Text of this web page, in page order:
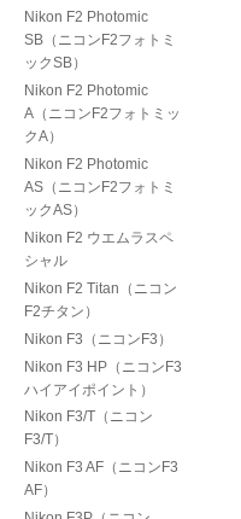
Nikon F2 Photomic
SB（ニコンF2フォトミ
ックSB）
Nikon F2 Photomic
A（ニコンF2フォトミッ
クA）
Nikon F2 Photomic
AS（ニコンF2フォトミ
ックAS）
Nikon F2 ウエムラスペ
シャル
Nikon F2 Titan（ニコン
F2チタン）
Nikon F3（ニコンF3）
Nikon F3 HP（ニコンF3
ハイアイポイント）
Nikon F3/T（ニコン
F3/T）
Nikon F3 AF（ニコンF3
AF）